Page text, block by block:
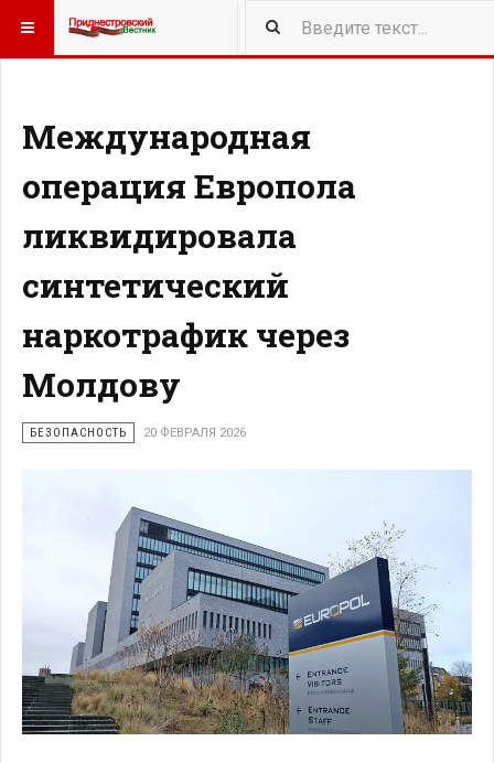
415 NEW ARTICLES
Международная
операция Европола
ликвидировала
синтетический
наркотрафик через
Молдову
БЕЗОПАСНОСТЬ 20 ФЕВРАЛЯ 2026